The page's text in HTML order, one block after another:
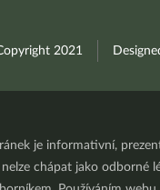
2021
je informativní,
chápat jako odborné